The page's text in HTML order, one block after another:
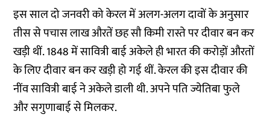
इस साल दो जनवरी को केरल में अलग-अलग दावों के अनुसार
तीस से पचास लाख औरतें छह सौ किमी रास्ते पर दीवार बन कर
खड़ी थीं. 1848 में सावित्री बाई अकेले ही भारत की करोड़ों औरतों
के लिए दीवार बन कर खड़ी हो गई थीं. केरल की इस दीवार की
नींव सावित्री बाई ने अकेले डाली थी. अपने पति ज्येतिबा फुले
और सगुणाबाई से मिलकर.